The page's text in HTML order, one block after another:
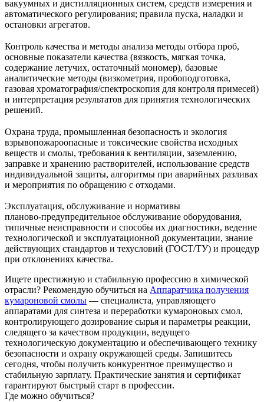
вакуумных и дистилляционных систем, средств измерения и
автоматического регулирования; правила пуска, наладки и
остановки агрегатов.
Контроль качества и методы анализа методы отбора проб,
основные показатели качества (вязкость, мягкая точка,
содержание летучих, остаточный мономер), базовые
аналитические методы (визкометрия, пробоподготовка,
газовая хроматография/спектроскопия для контроля примесей)
и интерпретация результатов для принятия технологических
решений.
Охрана труда, промышленная безопасность и экология
взрывопожароопасные и токсические свойства исходных
веществ и смолы, требования к вентиляции, заземлению,
заправке и хранению растворителей, использование средств
индивидуальной защиты, алгоритмы при аварийных разливах
и мероприятия по обращению с отходами.
Эксплуатация, обслуживание и нормативы
планово‑предупредительное обслуживание оборудования,
типичные неисправности и способы их диагностики, ведение
технологической и эксплуатационной документации, знание
действующих стандартов и техусловий (ГОСТ/ТУ) и процедур
при отклонениях качества.
Ищете престижную и стабильную профессию в химической
отрасли? Рекомендую обучиться на Аппаратчика получения
кумароновой смолы — специалиста, управляющего
аппаратами для синтеза и переработки кумароновых смол,
контролирующего дозирование сырья и параметры реакции,
следящего за качеством продукции, ведущего
технологическую документацию и обеспечивающего технику
безопасности и охрану окружающей среды. Запишитесь
сегодня, чтобы получить конкурентное преимущество и
стабильную зарплату. Практические занятия и сертификат
гарантируют быстрый старт в профессии.
Где можно обучиться?